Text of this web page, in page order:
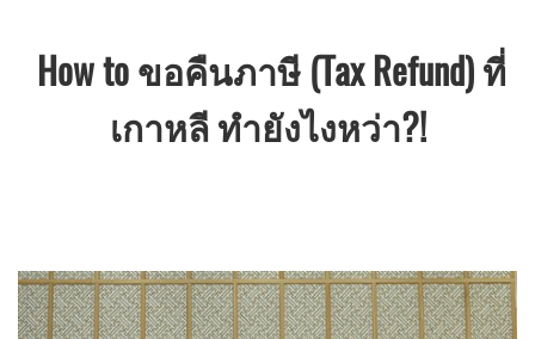
How to ขอคืนภาษี (Tax Refund) ที่
เกาหลี ทำยังไงหว่า?!